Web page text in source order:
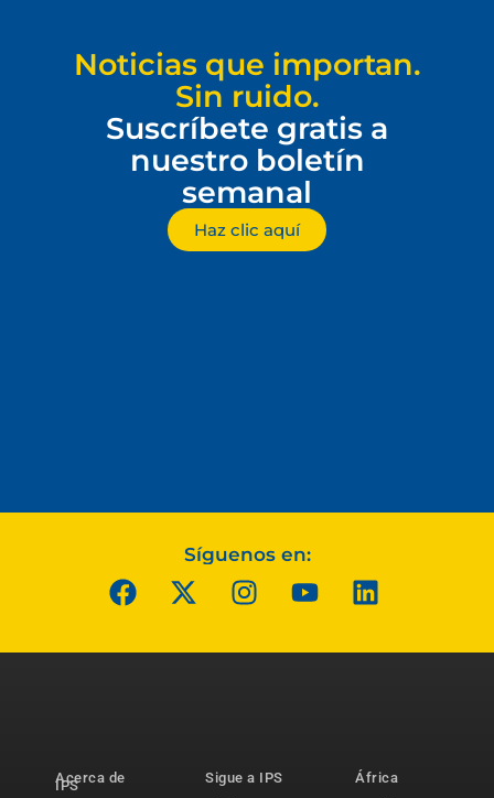
Noticias que importan.
Sin ruido.
Suscríbete gratis a
nuestro boletín
semanal
Haz clic aquí
Síguenos en:
Acerca de
IPS
Sigue a IPS
África